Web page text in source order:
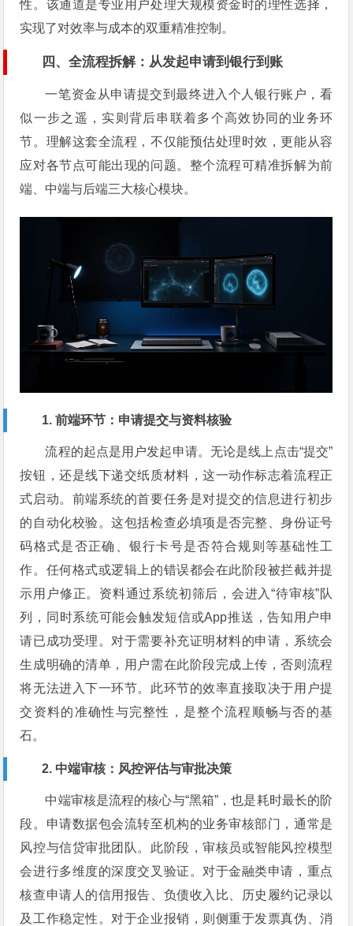
性。该通道是专业用户处理大规模资金时的理性选择，
实现了对效率与成本的双重精准控制。
四、全流程拆解：从发起申请到银行到账
一笔资金从申请提交到最终进入个人银行账户，看
似一步之遥，实则背后串联着多个高效协同的业务环
节。理解这套全流程，不仅能预估处理时效，更能从容
应对各节点可能出现的问题。整个流程可精准拆解为前
端、中端与后端三大核心模块。
1. 前端环节：申请提交与资料核验
流程的起点是用户发起申请。无论是线上点击“提交”
按钮，还是线下递交纸质材料，这一动作标志着流程正
式启动。前端系统的首要任务是对提交的信息进行初步
的自动化校验。这包括检查必填项是否完整、身份证号
码格式是否正确、银行卡号是否符合规则等基础性工
作。任何格式或逻辑上的错误都会在此阶段被拦截并提
示用户修正。资料通过系统初筛后，会进入“待审核”队
列，同时系统可能会触发短信或App推送，告知用户申
请已成功受理。对于需要补充证明材料的申请，系统会
生成明确的清单，用户需在此阶段完成上传，否则流程
将无法进入下一环节。此环节的效率直接取决于用户提
交资料的准确性与完整性，是整个流程顺畅与否的基
石。
2. 中端审核：风控评估与审批决策
中端审核是流程的核心与“黑箱”，也是耗时最长的阶
段。申请数据包会流转至机构的业务审核部门，通常是
风控与信贷审批团队。此阶段，审核员或智能风控模型
会进行多维度的深度交叉验证。对于金融类申请，重点
核查申请人的信用报告、负债收入比、历史履约记录以
及工作稳定性。对于企业报销，则侧重于发票真伪、消